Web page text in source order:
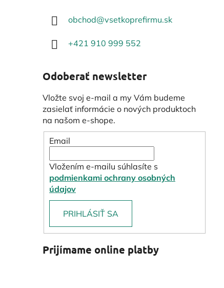
obchod@vsetkoprefirmu.sk
+421 910 999 552
Odoberať newsletter
Vložte svoj e-mail a my Vám budeme
zasielať informácie o nových produktoch
na našom e-shope.
Email
Vložením e-mailu súhlasíte s
podmienkami ochrany osobných
údajov
PRIHLÁSIŤ SA
Prijímame online platby